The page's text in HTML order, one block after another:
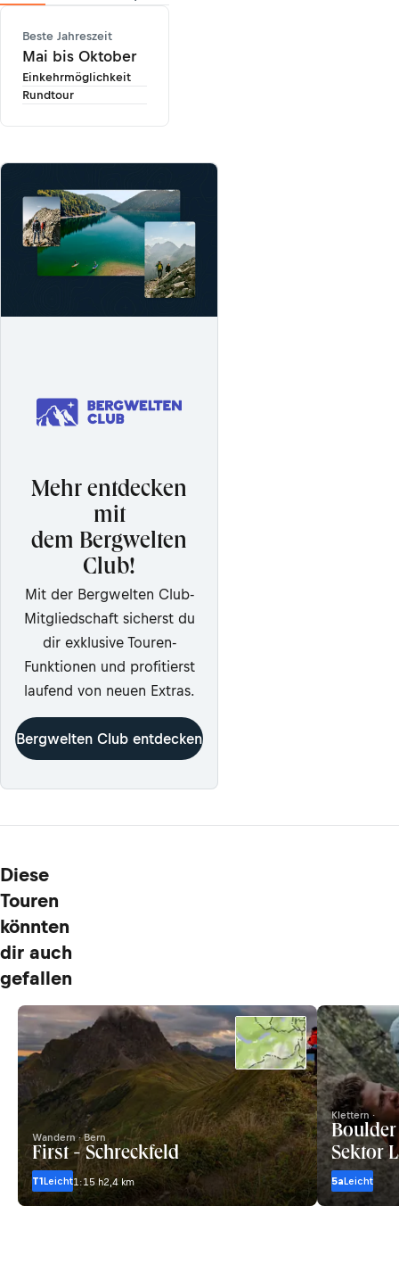
Beste Jahreszeit
Mai bis Oktober
Einkehrmöglichkeit
Rundtour
Mehr entdecken
mit
dem Bergwelten
Club!
Mit der Bergwelten Club-
Mitgliedschaft sicherst du
dir exklusive Touren-
Funktionen und profitierst
laufend von neuen Extras.
Bergwelten Club entdecken
Diese
Touren
könnten
dir auch
gefallen
Wandern · Bern
First - Schreckfeld
T1Leicht1:15 h2,4 km
Klettern ·
Sektor
5aLeicht